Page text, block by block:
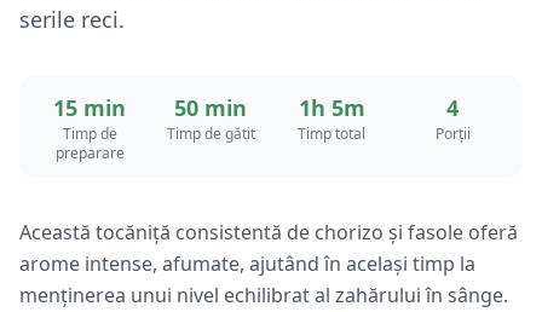
serile reci.
15 min
Timp de
preparare
50 min
Timp de gătit
1h 5m
Timp total
4
Porții
Această tocăniță consistentă de chorizo și fasole oferă
arome intense, afumate, ajutând în același timp la
menținerea unui nivel echilibrat al zahărului în sânge.